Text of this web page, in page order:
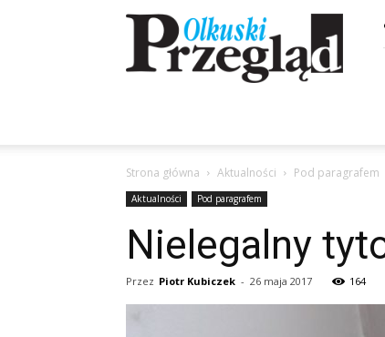
Przegląd
Olkuski
Strona główna Aktualności Pod paragrafem
Aktualności Pod paragrafem
Nielegalny
Przez Piotr Kubiczek - 26 maja 2017 164